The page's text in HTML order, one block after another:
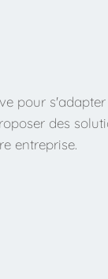
pour
des
entreprise.